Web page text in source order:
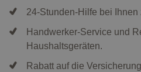
24-Stunden-Hilfe bei Ihnen
Handwerker-Service und
Haushaltsgeräten.
Rabatt auf die